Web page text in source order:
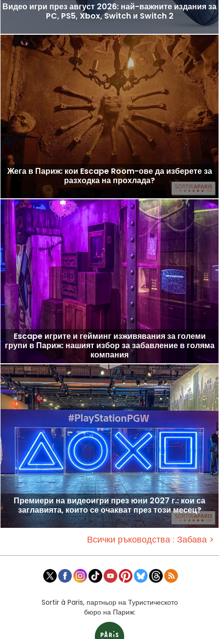
Видео игри през август 2026: най-важните издания за
PC, PS5, Xbox, Switch и Switch 2
Жега в Париж: кои Escape Room-ове да изберете за
разходка на прохлада?
Escape игрите и гейминг изживявания за големи
групи в Париж: нашият избор за забавление в голяма
компания
Премиери на видеоигри през юни 2027 г.: кои са
заглавията, които се очакват през този месец?
Всички ръководства : Забава >
Sortir à Paris, партньор на Туристическото
бюро на Париж: